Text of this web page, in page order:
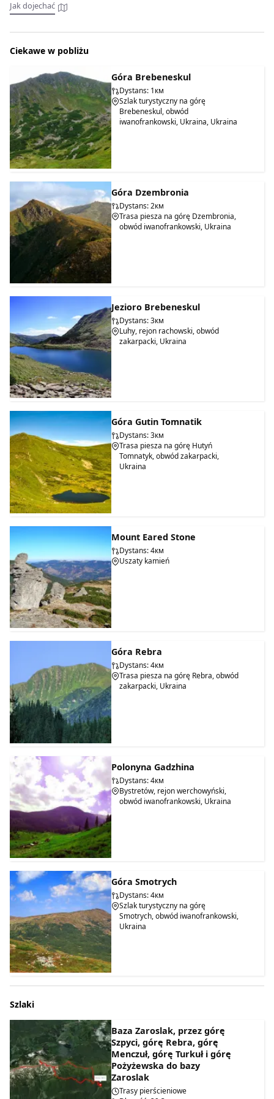
Jak dojechać
Ciekawe w pobliżu
Góra Brebeneskul
Dystans: 1км
Szlak turystyczny na górę
Brebeneskul, obwód
iwanofrankowski, Ukraina, Ukraina
Góra Dzembronia
Dystans: 2км
Trasa piesza na górę Dzembronia,
obwód iwanofrankowski, Ukraina
Jezioro Brebeneskul
Dystans: 3км
Luhy, rejon rachowski, obwód
zakarpacki, Ukraina
Góra Gutin Tomnatik
Dystans: 3км
Trasa piesza na górę Hutyń
Tomnatyk, obwód zakarpacki,
Ukraina
Mount Eared Stone
Dystans: 4км
Uszaty kamień
Góra Rebra
Dystans: 4км
Trasa piesza na górę Rebra, obwód
zakarpacki, Ukraina
Polonyna Gadzhina
Dystans: 4км
Bystretów, rejon werchowyński,
obwód iwanofrankowski, Ukraina
Góra Smotrych
Dystans: 4км
Szlak turystyczny na górę
Smotrych, obwód iwanofrankowski,
Ukraina
Szlaki
Baza Zaroslak, przez górę
Szpyci, górę Rebra, górę
Menczuł, górę Turkuł i górę
Pożyżewska do bazy
Zaroslak
Trasy pierścieniowe